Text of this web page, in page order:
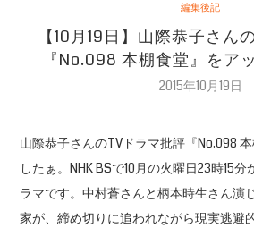
編集後記
【10月19日】山際恭子さん
『No.098 本棚食堂』をア
2015年10月19日
山際恭子さんのTVドラマ批評『No.098
したぁ。NHK BSで10月の火曜日23時15
ラマです。中村蒼さんと柄本時生さん演
家が、締め切りに追われながら現実逃避